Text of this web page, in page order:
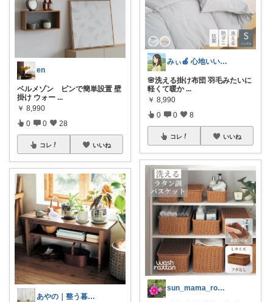
en
ベルメゾン ピンで簡単設置 壁
掛け ウォー ...
￥ 8,990
0 0 28
コレ いいね
あやの｜整う暮らしROOM
みぃ🍎 心地いい暮らし
🌸洗える掛け布団 羽毛みたいに
軽くて暖か ...
￥ 8,990
0 0 8
コレ いいね
sun_mama_room